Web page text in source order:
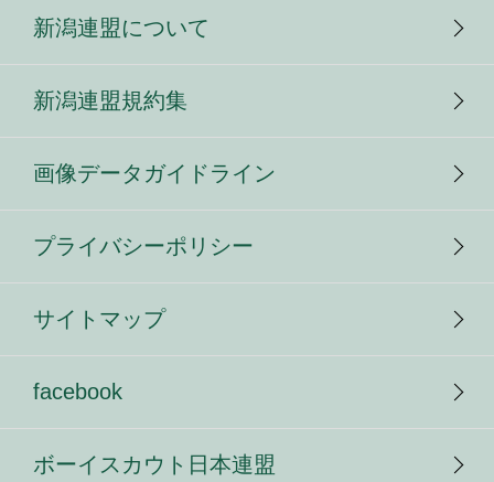
新潟連盟について
新潟連盟規約集
画像データガイドライン
プライバシーポリシー
サイトマップ
facebook
ボーイスカウト日本連盟